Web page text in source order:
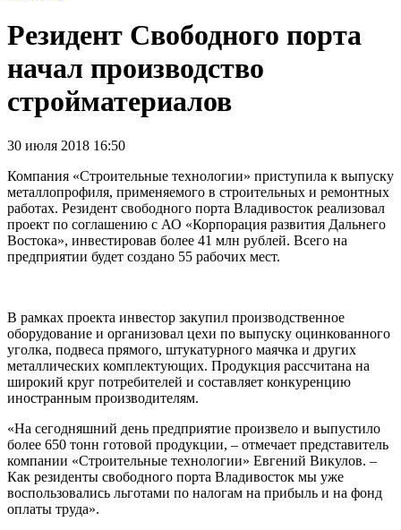
Резидент Свободного порта
начал производство
стройматериалов
30 июля 2018 16:50
Компания «Строительные технологии» приступила к выпуску
металлопрофиля, применяемого в строительных и ремонтных
работах. Резидент свободного порта Владивосток реализовал
проект по соглашению с АО «Корпорация развития Дальнего
Востока», инвестировав более 41 млн рублей. Всего на
предприятии будет создано 55 рабочих мест.
В рамках проекта инвестор закупил производственное
оборудование и организовал цехи по выпуску оцинкованного
уголка, подвеса прямого, штукатурного маячка и других
металлических комплектующих. Продукция рассчитана на
широкий круг потребителей и составляет конкуренцию
иностранным производителям.
«На сегодняшний день предприятие произвело и выпустило
более 650 тонн готовой продукции, – отмечает представитель
компании «Строительные технологии» Евгений Викулов. –
Как резиденты свободного порта Владивосток мы уже
воспользовались льготами по налогам на прибыль и на фонд
оплаты труда».